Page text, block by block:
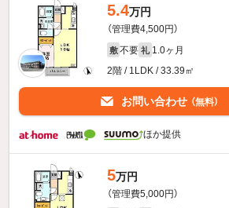
5.4万円
（管理費4,500円）
敷 不要 礼 1.0ヶ月
2階 / 1LDK / 33.39㎡
お問い合わせ （無料）
ほか提供
5万円
（管理費5,000円）